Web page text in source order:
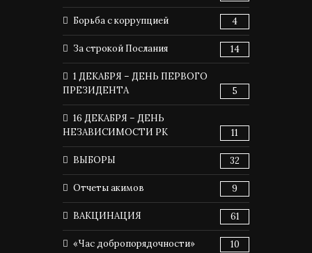
Борьба с коррупцией 4
За строкой Послания 14
1 ДЕКАБРЯ – ДЕНЬ ПЕРВОГО
ПРЕЗИДЕНТА
5
16 ДЕКАБРЯ – ДЕНЬ
НЕЗАВИСИМОСТИ РК
11
ВЫБОРЫ 32
Отчеты акимов 9
ВАКЦИНАЦИЯ 61
«Час добропорядочности» 10